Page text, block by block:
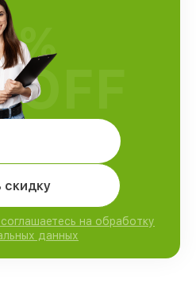
скидку
на обработку
данных
%
OFF